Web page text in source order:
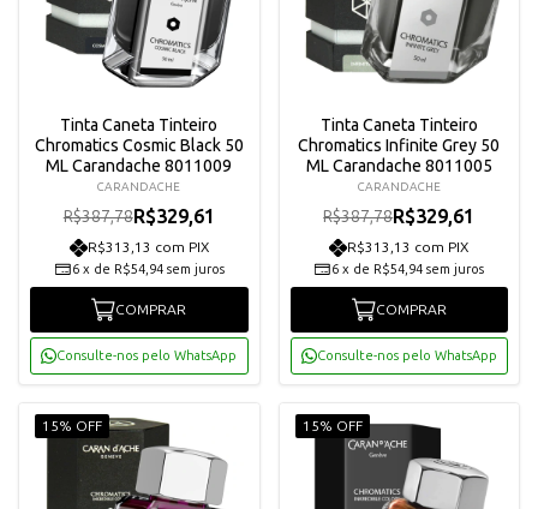
Tinta Caneta Tinteiro
Chromatics Cosmic Black 50
ML Carandache 8011009
CARANDACHE
R$387,78R$329,61
R$313,13 com PIX
6 x de R$54,94 sem juros
COMPRAR
Consulte-nos pelo WhatsApp
Tinta Caneta Tinteiro
Chromatics Infinite Grey 50
ML Carandache 8011005
CARANDACHE
R$387,78R$329,61
R$313,13 com PIX
6 x de R$54,94 sem juros
COMPRAR
Consulte-nos pelo WhatsApp
15% OFF 15% OFF